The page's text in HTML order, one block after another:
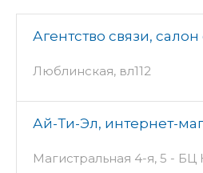
Агентство связи,
Люблинская, вл112
Ай-Ти-Эл, интернет-
Магистральная 4-я, 5 -